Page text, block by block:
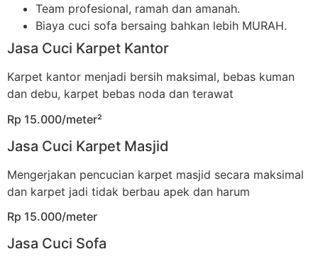
Team profesional, ramah dan amanah.
Biaya cuci sofa bersaing bahkan lebih MURAH.
Jasa Cuci Karpet Kantor
Karpet kantor menjadi bersih maksimal, bebas kuman
dan debu, karpet bebas noda dan terawat
Rp 15.000/meter²
Jasa Cuci Karpet Masjid
Mengerjakan pencucian karpet masjid secara maksimal
dan karpet jadi tidak berbau apek dan harum
Rp 15.000/meter
Jasa Cuci Sofa